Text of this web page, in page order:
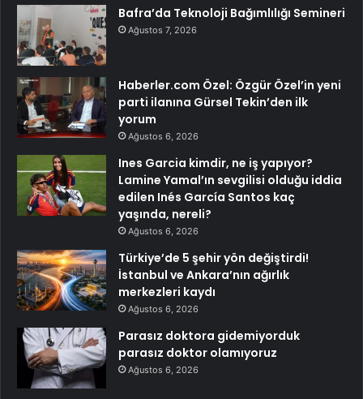
Bafra’da Teknoloji Bağımlılığı Semineri
Ağustos 7, 2026
Haberler.com Özel: Özgür Özel’in yeni
parti ilanına Gürsel Tekin’den ilk
yorum
Ağustos 6, 2026
Ines Garcia kimdir, ne iş yapıyor?
Lamine Yamal’ın sevgilisi olduğu iddia
edilen Inés García Santos kaç
yaşında, nereli?
Ağustos 6, 2026
Türkiye’de 5 şehir yön değiştirdi!
İstanbul ve Ankara’nın ağırlık
merkezleri kaydı
Ağustos 6, 2026
Parasız doktora gidemiyorduk
parasız doktor olamıyoruz
Ağustos 6, 2026